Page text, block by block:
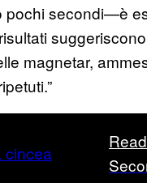
pochi secondi—è
magnetar,